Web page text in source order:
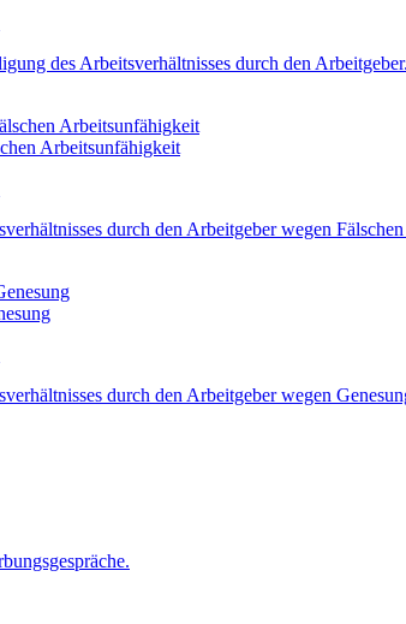
des Arbeitsverhältnisses durch den Arbeitgeber.
Arbeitsunfähigkeit
durch den Arbeitgeber wegen
durch den Arbeitgeber wegen